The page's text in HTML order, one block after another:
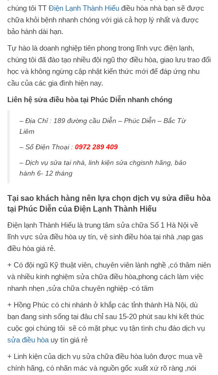
chúng tôi TT Điện Lạnh Thành Hiếu điều hòa nhà bạn sẽ được
chữa khỏi bệnh nhanh chóng với giá cả hợp lý nhất và được
bảo hành dài hạn.
Tự hào là doanh nghiệp tiên phong trong lĩnh vực điện lạnh,
chúng tôi đã đào tạo nhiều đội ngũ thợ điều hòa, giao lưu trao đổi
học và không ngừng cập nhật kiến thức mới để đáp ứng nhu
cầu của các gia đình hiện nay.
Liên hệ sửa điều hòa tại Phúc Diễn nhanh chóng
– Địa Chỉ : 189 đường cầu Diễn – Phúc Diễn – Bắc Từ
Liêm
– Số Điện Thoại : 0972 289 409
– Dịch vụ sửa tại nhà, linh kiện sửa chgisnh hãng, bảo
hành 6- 12 tháng
Tại sao khách hàng nên lựa chọn dịch vụ sửa điều hòa
tại Phúc Diễn của Điện Lạnh Thành Hiếu
Điện lạnh Thành Hiếu là trung tâm sửa chữa Số 1 Hà Nội về
lĩnh vực sửa điều hòa uy tín, vệ sinh điều hòa tại nhà ,nạp gas
điều hòa giá rẻ.
+ Có đội ngũ Kỹ thuật viên, chuyên viên lành nghề ,có thâm niên
và nhiều kinh nghiệm sửa chữa điều hòa,phong cách làm việc
nhanh nhẹn ,sửa chữa chuyên nghiệp -có tâm
+ Hồng Phúc có chi nhánh ở khắp các tỉnh thành Hà Nội, dù
bạn đang sinh sống tại đâu chỉ sau 15-20 phút sau khi kết thúc
cuộc gọi chúng tôi sẽ có mặt phục vụ tận tình chu đáo dịch vụ
sửa điều hòa uy tín giá rẻ
+ Linh kiện của dịch vụ sửa chữa điều hòa luôn được mua về
chính hãng, có nhãn mác và nguồn gốc xuất xứ rõ ràng ,nói